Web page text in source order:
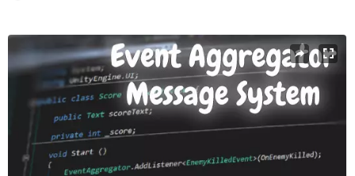
現在のスライド：1 / 1